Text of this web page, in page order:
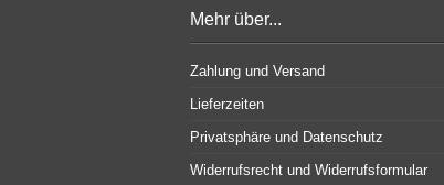
Mehr über...
Zahlung und Versand
Lieferzeiten
Privatsphäre und Datenschutz
Widerrufsrecht und Widerrufsformular